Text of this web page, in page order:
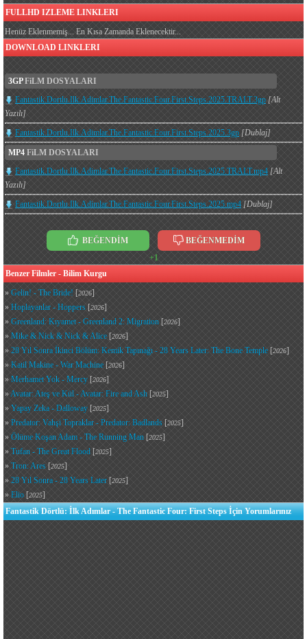
FULLHD IZLEME LINKLERI
Henüz Eklenmemiş... En Kısa Zamanda Eklenecektir...
DOWNLOAD LINKLERI
3GPFiLM DOSYALARI
Fantastik.Dortlu.Ilk.Adimlar.The.Fantastic.Four.First.Steps.2025.TRALT.3gp [Alt
Yazılı]
Fantastik.Dortlu.Ilk.Adimlar.The.Fantastic.Four.First.Steps.2025.3gp [Dublaj]
MP4 FiLM DOSYALARI
Fantastik.Dortlu.Ilk.Adimlar.The.Fantastic.Four.First.Steps.2025.TRALT.mp4 [Alt
Yazılı]
Fantastik.Dortlu.Ilk.Adimlar.The.Fantastic.Four.First.Steps.2025.mp4 [Dublaj]
BEĞENDİM
BEĞENMEDİM
+1
Benzer Filmler - Bilim Kurgu
» Gelin! - The Bride! [2026]
» Hoplayanlar - Hoppers [2026]
» Greenland: Kıyamet - Greenland 2: Migration [2026]
» Mike & Nick & Nick & Alice [2026]
» 28 Yıl Sonra İkinci Bölüm: Kemik Tapınağı - 28 Years Later: The Bone Temple [2026]
» Katil Makine - War Machine [2026]
» Merhamet Yok - Mercy [2026]
»Avatar: Ateş ve Kül - Avatar: Fire and Ash [2025]
» Yapay Zeka - Dalloway [2025]
» Predator: Vahşi Topraklar - Predator: Badlands [2025]
» Ölüme Koşan Adam - The Running Man [2025]
» Tufan - The Great Flood [2025]
» Tron: Ares [2025]
» 28 Yıl Sonra - 28 Years Later [2025]
» Elio [2025]
Fantastik Dörtlü: İlk Adımlar - The Fantastic Four: First Steps İçin Yorumlarınız